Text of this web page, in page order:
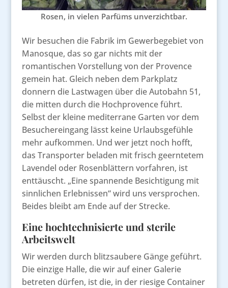
Rosen, in vielen Parfüms unverzichtbar.
Wir besuchen die Fabrik im Gewerbegebiet von
Manosque, das so gar nichts mit der
romantischen Vorstellung von der Provence
gemein hat. Gleich neben dem Parkplatz
donnern die Lastwagen über die Autobahn 51,
die mitten durch die Hochprovence führt.
Selbst der kleine mediterrane Garten vor dem
Besuchereingang lässt keine Urlaubsgefühle
mehr aufkommen. Und wer jetzt noch hofft,
das Transporter beladen mit frisch geerntetem
Lavendel oder Rosenblättern vorfahren, ist
enttäuscht. „Eine spannende Besichtigung mit
sinnlichen Erlebnissen“ wird uns versprochen.
Beides bleibt am Ende auf der Strecke.
Eine hochtechnisierte und sterile
Arbeitswelt
Wir werden durch blitzsaubere Gänge geführt.
Die einzige Halle, die wir auf einer Galerie
betreten dürfen, ist die, in der riesige Container